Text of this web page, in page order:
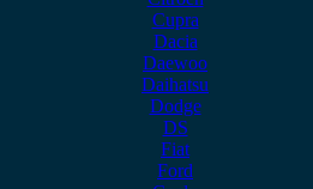
Cupra
Dacia
Daewoo
Daihatsu
Dodge
DS
Fiat
Ford